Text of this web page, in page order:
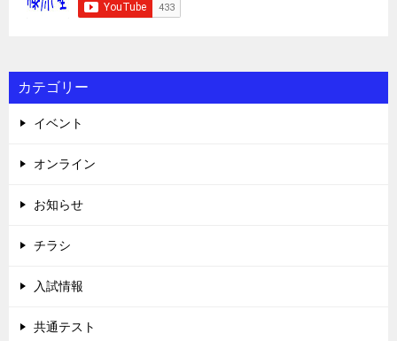
カテゴリー
イベント
オンライン
お知らせ
チラシ
入試情報
共通テスト